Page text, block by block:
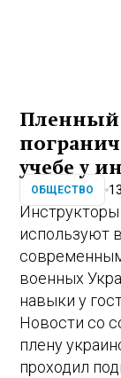
Пленный
учебе у
ОБЩЕСТВО
Инструкторы
используют
военных
навыки у
Новости со
плену
проходил